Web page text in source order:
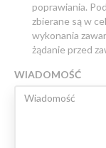
poprawiania.
zbierane są w
wykonania
żądanie przed
WIADOMOŚĆ